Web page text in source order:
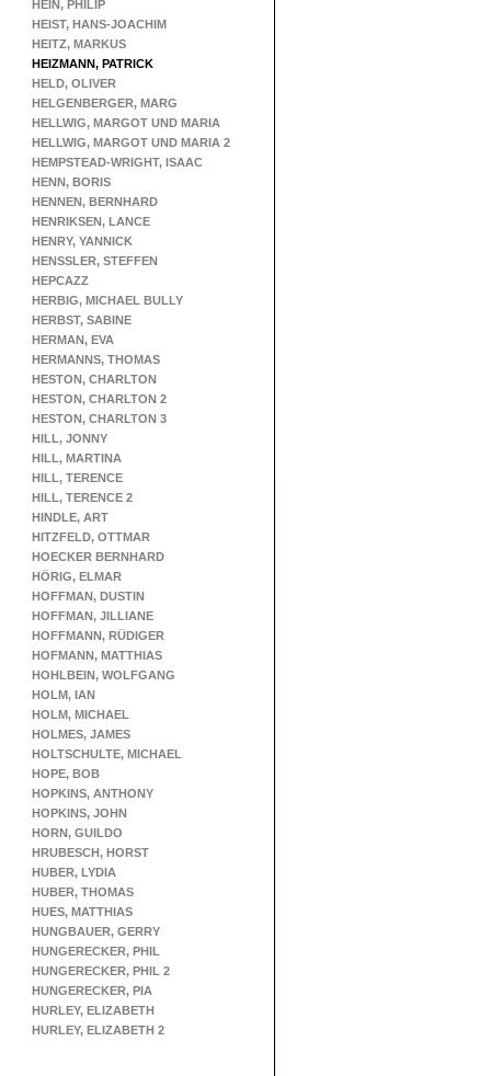
HEIN, PHILIP
HEIST, HANS-JOACHIM
HEITZ, MARKUS
HEIZMANN, PATRICK
HELD, OLIVER
HELGENBERGER, MARG
HELLWIG, MARGOT UND MARIA
HELLWIG, MARGOT UND MARIA 2
HEMPSTEAD-WRIGHT, ISAAC
HENN, BORIS
HENNEN, BERNHARD
HENRIKSEN, LANCE
HENRY, YANNICK
HENSSLER, STEFFEN
HEPCAZZ
HERBIG, MICHAEL BULLY
HERBST, SABINE
HERMAN, EVA
HERMANNS, THOMAS
HESTON, CHARLTON
HESTON, CHARLTON 2
HESTON, CHARLTON 3
HILL, JONNY
HILL, MARTINA
HILL, TERENCE
HILL, TERENCE 2
HINDLE, ART
HITZFELD, OTTMAR
HOECKER BERNHARD
HÖRIG, ELMAR
HOFFMAN, DUSTIN
HOFFMAN, JILLIANE
HOFFMANN, RÜDIGER
HOFMANN, MATTHIAS
HOHLBEIN, WOLFGANG
HOLM, IAN
HOLM, MICHAEL
HOLMES, JAMES
HOLTSCHULTE, MICHAEL
HOPE, BOB
HOPKINS, ANTHONY
HOPKINS, JOHN
HORN, GUILDO
HRUBESCH, HORST
HUBER, LYDIA
HUBER, THOMAS
HUES, MATTHIAS
HUNGBAUER, GERRY
HUNGERECKER, PHIL
HUNGERECKER, PHIL 2
HUNGERECKER, PIA
HURLEY, ELIZABETH
HURLEY, ELIZABETH 2